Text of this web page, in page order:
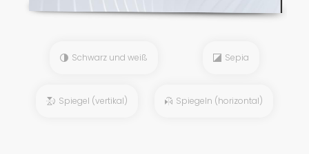
Schwarz und weiß Sepia
Spiegel (vertikal) Spiegeln (horizontal)